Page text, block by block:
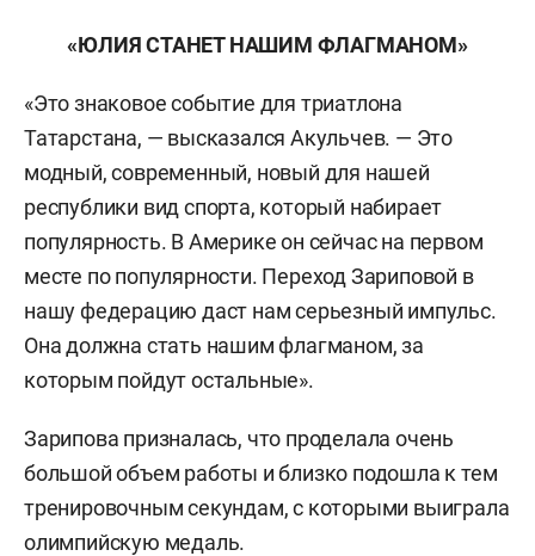
«ЮЛИЯ СТАНЕТ НАШИМ ФЛАГМАНОМ»
«Это знаковое событие для триатлона
Татарстана, — высказался Акульчев. — Это
модный, современный, новый для нашей
республики вид спорта, который набирает
популярность. В Америке он сейчас на первом
месте по популярности. Переход Зариповой в
нашу федерацию даст нам серьезный импульс.
Она должна стать нашим флагманом, за
которым пойдут остальные».
Зарипова призналась, что проделала очень
большой объем работы и близко подошла к тем
тренировочным секундам, с которыми выиграла
олимпийскую медаль.